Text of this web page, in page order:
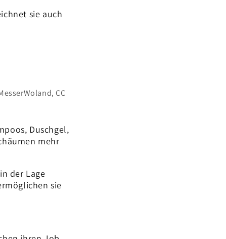
sie auch
CC
Duschgel,
mehr
in der Lage
sie